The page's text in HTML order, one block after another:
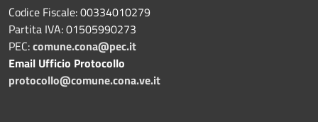
Codice Fiscale: 00334010279
Partita IVA: 01505990273
PEC:comune.cona@pec.it
Email Ufficio Protocollo
protocollo@comune.cona.ve.it